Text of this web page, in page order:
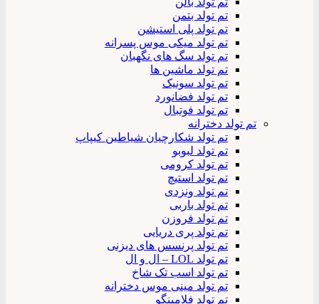
تم تولد بتمن
تم تولد پلی استیشن
تم تولد میکی موس پسرانه
تم تولد سگ های نگهبان
تم تولد ماشین ها
تم تولد سونیک
تم تولد فضانورد
تم تولد فوتبال
تم تولد دخترانه
تم تولد شکارچیان شیاطین کیپاپ
تم تولد لبوبو
تم تولد کرومی
تم تولد استیچ
تم تولد ونزدی
تم تولد باربی
تم تولد فروزن
تم تولد پری دریایی
تم تولد پرنسس های دیزنی
تم تولد LOL – ال و ال
تم تولد اسب تک شاخ
تم تولد مینی موس دخترانه
تم تولد فلامینگو